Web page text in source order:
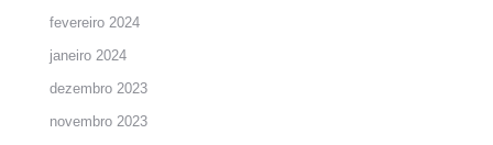
fevereiro 2024
janeiro 2024
dezembro 2023
novembro 2023